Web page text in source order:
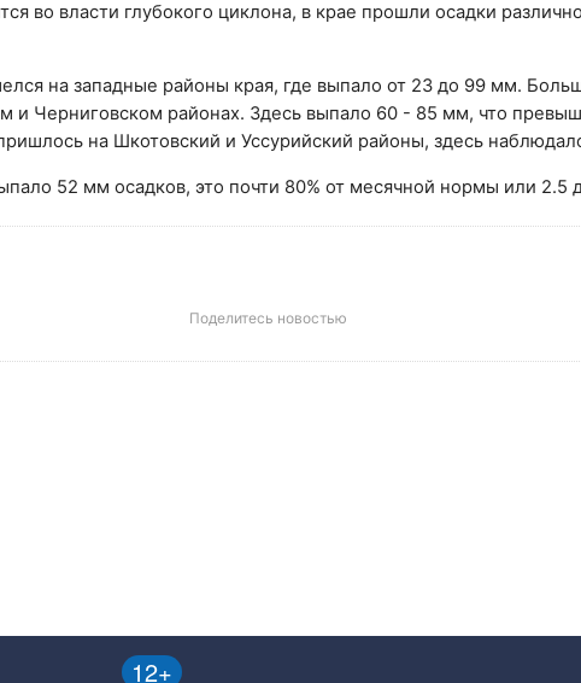
во власти глубокого циклона, в крае прошли осадки
на западные районы края, где выпало от 23 до 99 мм.
и Черниговском районах. Здесь выпало 60 - 85 мм, что
на Шкотовский и Уссурийский районы, здесь
52 мм осадков, это почти 80% от месячной нормы или 2.5
Поделитесь новостью
12+